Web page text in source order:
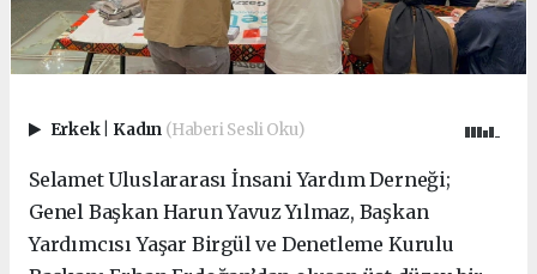
Erkek Kadın (Haberi Sesli Oku)
Selamet Uluslararası İnsani Yardım Derneği;
Genel Başkan Harun Yavuz Yılmaz, Başkan
Yardımcısı Yaşar Birgül ve Denetleme Kurulu